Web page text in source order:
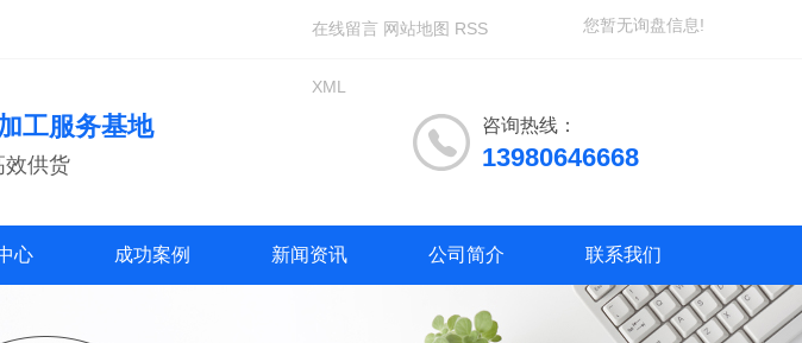
您暂无询盘信息!
在线留言 网站地图 RSS
XML
工服务基地
效供货
咨询热线：
13980646668
心 成功案例 新闻资讯 公司简介 联系我们